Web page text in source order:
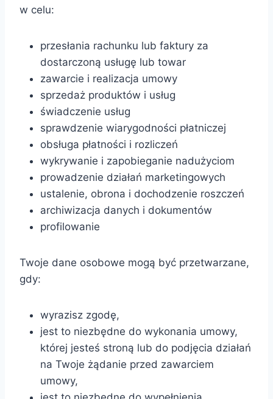
w celu:
przesłania rachunku lub faktury za
dostarczoną usługę lub towar
zawarcie i realizacja umowy
sprzedaż produktów i usług
świadczenie usług
sprawdzenie wiarygodności płatniczej
obsługa płatności i rozliczeń
wykrywanie i zapobieganie nadużyciom
prowadzenie działań marketingowych
ustalenie, obrona i dochodzenie roszczeń
archiwizacja danych i dokumentów
profilowanie
Twoje dane osobowe mogą być przetwarzane,
gdy:
wyrazisz zgodę,
jest to niezbędne do wykonania umowy,
której jesteś stroną lub do podjęcia działań
na Twoje żądanie przed zawarciem
umowy,